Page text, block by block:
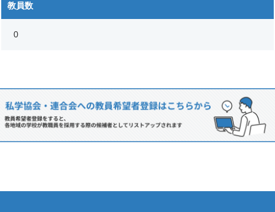
教員数
0